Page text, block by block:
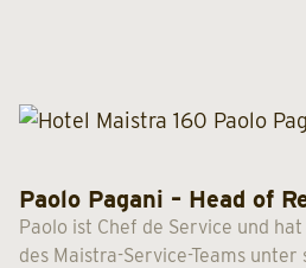
Paolo Pagani – Head of
Paolo ist Chef de Service und
des Maistra-Service-Teams